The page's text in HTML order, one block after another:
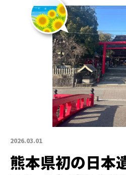
2026.03.01
熊本県初の日本